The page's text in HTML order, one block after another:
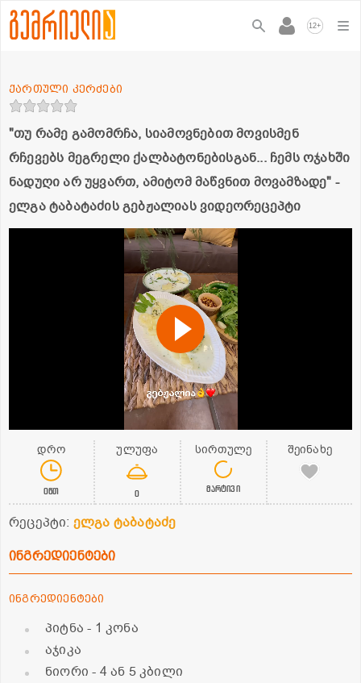
12+
"თუ რამე გამომრჩა, სიამოვნებით მოვისმენ
რჩევებს მეგრელი ქალბატონებისგან... ჩემს ოჯახში
ნადუღი არ უყვართ, ამიტომ მაწვნით მოვამზადე" -
ელგა ტაბატაძის გებჟალიას ვიდეორეცეპტი
ქართული კერძები
დრო
0წთ
ულუფა
0
სირთულე
მარტივი
შეინახე
რეცეპტი: ელგა ტაბატაძე
ინგრედიენტები
ინგრედიენტები
პიტნა- 1 კონა
აჯიკა
ნიორი- 4 ან 5 კბილი